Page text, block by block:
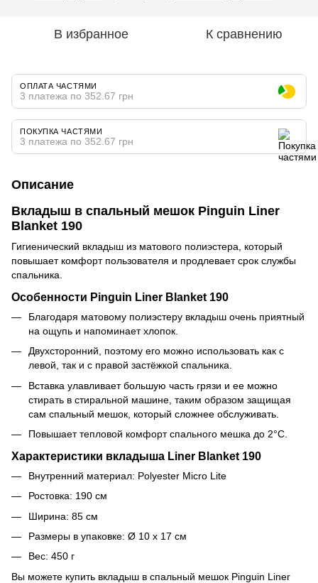
В избранное К сравнению
ОПЛАТА ЧАСТЯМИ
3 платежа по 352.67 грн
ПОКУПКА ЧАСТЯМИ
3 платежа по 352.67 грн
Описание
Вкладыш в спальный мешок Pinguin Liner
Blanket 190
Гигиенический вкладыш из матового полиэстера, который
повышает комфорт пользователя и продлевает срок службы
спальника.
Особенности Pinguin Liner Blanket 190
Благодаря матовому полиэстеру вкладыш очень приятный
на ощупь и напоминает хлопок.
Двухсторонний, поэтому его можно использовать как с
левой, так и с правой застёжкой спальника.
Вставка улавливает большую часть грязи и ее можно
стирать в стиральной машине, таким образом защищая
сам спальный мешок, который сложнее обслуживать.
Повышает тепловой комфорт спального мешка до 2°C.
Характеристики вкладыша Liner Blanket 190
Внутренний материал: Polyester Micro Lite
Ростовка: 190 см
Ширина: 85 см
Размеры в упаковке: Ø 10 х 17 см
Вес: 450 г
Вы можете купить вкладыш в спальный мешок Pinguin Liner